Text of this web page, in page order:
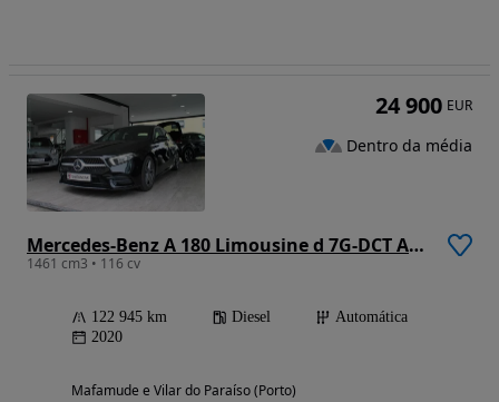
Mercedes-Benz A 180 Limousine d 7G-DCT AMG Line
1461 cm3 • 116 cv
122 945 km Diesel
Automática
2020
Mafamude e Vilar do Paraíso (Porto)
24 900 EUR
Dentro da média